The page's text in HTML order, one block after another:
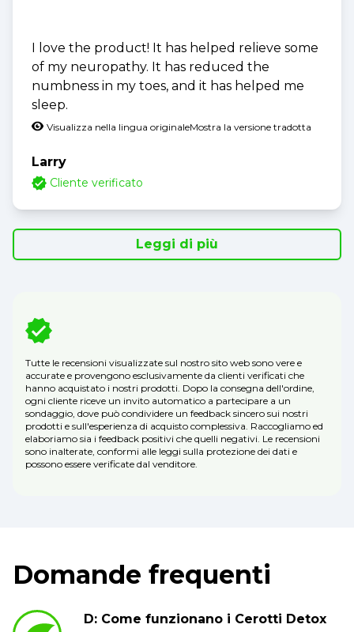
I love the product! It has helped relieve some
of my neuropathy. It has reduced the
numbness in my toes, and it has helped me
sleep.
Visualizza nella lingua originaleMostra la versione tradotta
Larry
Cliente verificato
Leggi di più
Tutte le recensioni visualizzate sul nostro sito web sono vere e
accurate e provengono esclusivamente da clienti verificati che
hanno acquistato i nostri prodotti. Dopo la consegna dell'ordine,
ogni cliente riceve un invito automatico a partecipare a un
sondaggio, dove può condividere un feedback sincero sui nostri
prodotti e sull'esperienza di acquisto complessiva. Raccogliamo ed
elaboriamo sia i feedback positivi che quelli negativi. Le recensioni
sono inalterate, conformi alle leggi sulla protezione dei dati e
possono essere verificate dal venditore.
Domande frequenti
D: Come funzionano i Cerotti Detox